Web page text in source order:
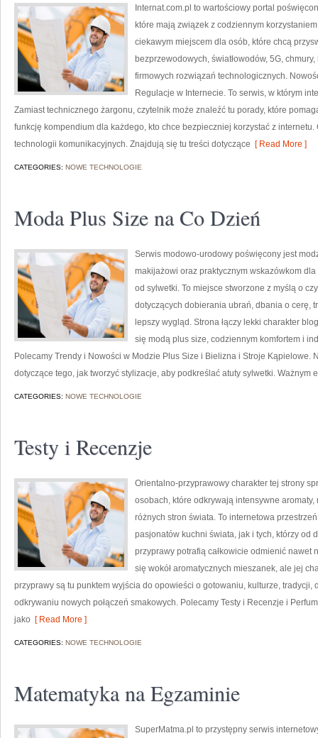
Internat.com.pl to wartościowy portal
które mają związek z codziennym
ciekawym miejscem dla osób, które chcą
bezprzewodowych, światłowodów, 5G,
firmowych rozwiązań technologicznych.
Regulacje w Internecie. To serwis, w którym
Zamiast technicznego żargonu, czytelnik może znaleźć tu porady, które
funkcję kompendium dla każdego, kto chce bezpieczniej korzystać z internetu.
technologii komunikacyjnych. Znajdują się tu treści dotyczące [ Read More ]
CATEGORIES: NOWE TECHNOLOGIE
Moda Plus Size na Co Dzień
Serwis modowo-urodowy poświęcony jest
makijażowi oraz praktycznym wskazówkom
od sylwetki. To miejsce stworzone z myślą o
dotyczących dobierania ubrań, dbania o cerę,
lepszy wygląd. Strona łączy lekki charakter
się modą plus size, codziennym komfortem i
Polecamy Trendy i Nowości w Modzie Plus Size i Bielizna i Stroje Kąpielowe.
dotyczące tego, jak tworzyć stylizacje, aby podkreślać atuty sylwetki. Ważnym
CATEGORIES: NOWE TECHNOLOGIE
Testy i Recenzje
Orientalno-przyprawowy charakter tej strony
osobach, które odkrywają intensywne
różnych stron świata. To internetowa
pasjonatów kuchni świata, jak i tych, którzy od
przyprawy potrafią całkowicie odmienić nawet
się wokół aromatycznych mieszanek, ale jej
przyprawy są tu punktem wyjścia do opowieści o gotowaniu, kulturze, tradycji,
odkrywaniu nowych połączeń smakowych. Polecamy Testy i Recenzje i
jako [ Read More ]
CATEGORIES: NOWE TECHNOLOGIE
Matematyka na Egzaminie
SuperMatma.pl to przystępny serwis